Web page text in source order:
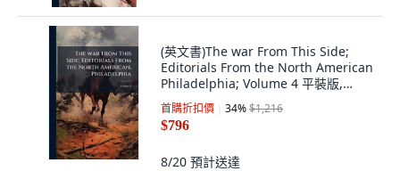
(英文書)The war From This Side;
Editorials From the North American
Philadelphia; Volume 4 平裝版,
Nabu Press, 英文
首購折扣價 34%$1,216
$796
8/20 預計送達